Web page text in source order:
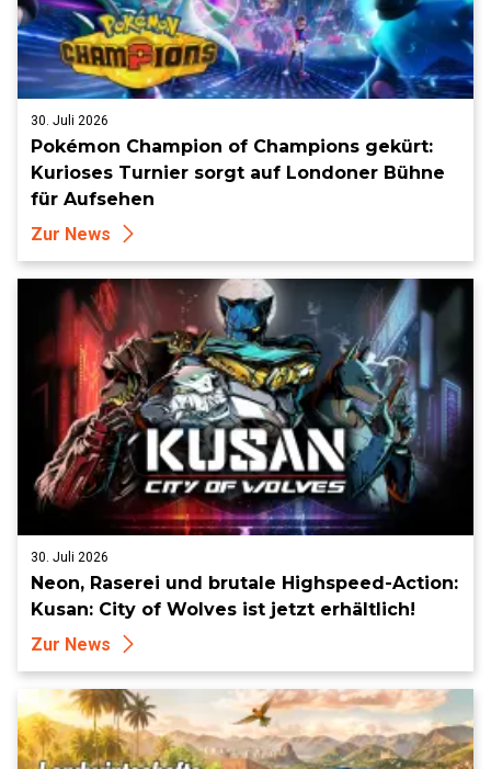
30. Juli 2026
Pokémon Champion of Champions gekürt:
Kurioses Turnier sorgt auf Londoner Bühne
für Aufsehen
Zur News
30. Juli 2026
Neon, Raserei und brutale Highspeed-Action:
Kusan: City of Wolves ist jetzt erhältlich!
Zur News